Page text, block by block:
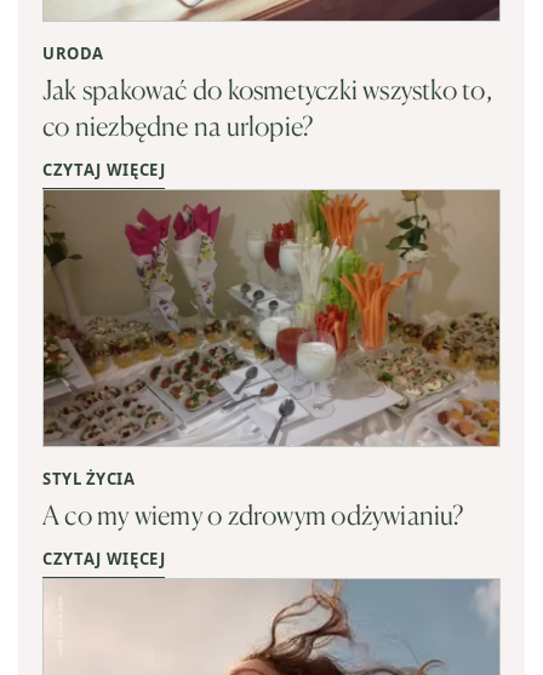
URODA
Jak spakować do kosmetyczki wszystko to,
co niezbędne na urlopie?
CZYTAJ WIĘCEJ
STYL ŻYCIA
A co my wiemy o zdrowym odżywianiu?
CZYTAJ WIĘCEJ